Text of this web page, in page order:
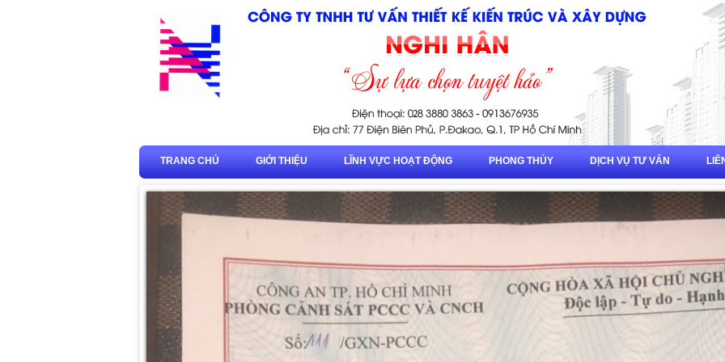
TRANG CHỦ GIỚI THIỆU LĨNH VỰC HOẠT ĐỘNG PHONG THỦY DỊCH VỤ TƯ VẤN